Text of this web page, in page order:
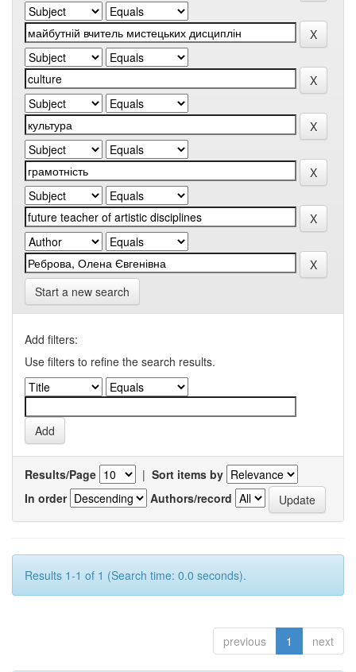
Start a new search
Add filters:
Use filters to refine the search results.
Results/Page | Sort items by
In order
Authors/record
Results 1-1 of 1 (Search time: 0.0 seconds).
previous 1 next